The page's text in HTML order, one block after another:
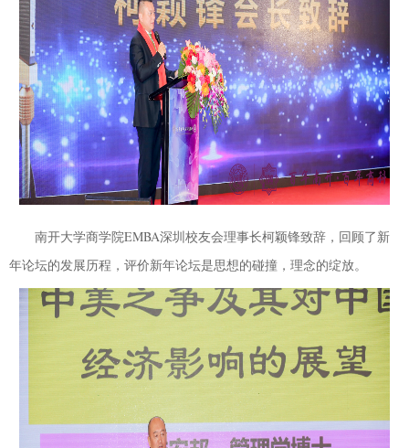
南开大学商学院EMBA深圳校友会理事长柯颖锋致辞，回顾了新
年论坛的发展历程，评价新年论坛是思想的碰撞，理念的绽放。